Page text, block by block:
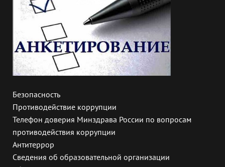
Безопасность
Противодействие коррупции
Телефон доверия Минздрава России по вопросам
противодействия коррупции
Антитеррор
Сведения об образовательной организации